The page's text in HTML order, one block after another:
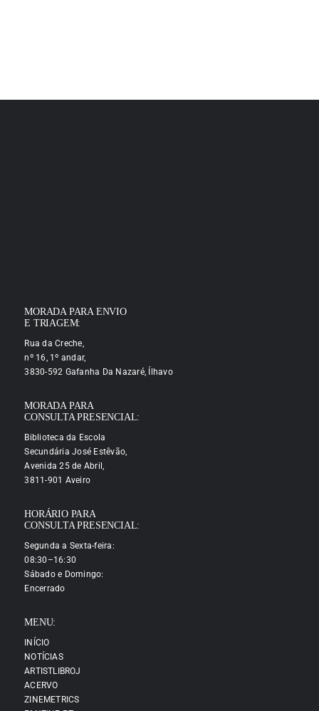
MORADA PARA ENVIO
E TRIAGEM:
Rua da Creche,
nº 16, 1º andar,
3830-592 Gafanha Da Nazaré, Ílhavo
MORADA PARA
CONSULTA PRESENCIAL:
Biblioteca da Escola
Secundária José Estêvão,
Avenida 25 de Abril,
3811-901 Aveiro
HORÁRIO PARA
CONSULTA PRESENCIAL:
Segunda a Sexta-feira:
08:30–16:30
Sábado e Domingo:
Encerrado
MENU:
INÍCIO
NOTÍCIAS
ARTISTLIBROJ
ACERVO
ZINEMETRICS